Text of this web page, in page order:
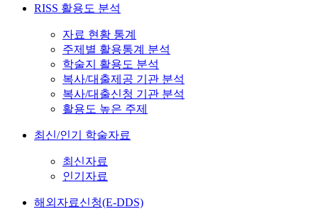
RISS 활용도 분석
자료 현황 통계
주제별 활용통계 분석
학술지 활용도 분석
복사/대출제공 기관 분석
복사/대출신청 기관 분석
활용도 높은 주제
최신/인기 학술자료
최신자료
인기자료
해외자료신청(E-DDS)